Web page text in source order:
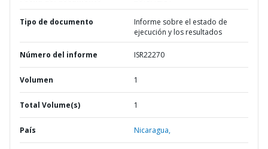
Tipo de documento
Informe sobre el estado de
ejecución y los resultados
Número del informe ISR22270
Volumen 1
Total Volume(s) 1
País Nicaragua,